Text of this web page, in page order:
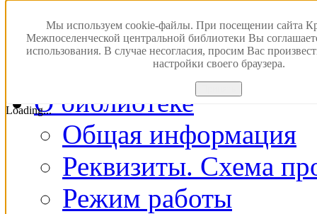
Мы используем cookie-файлы. При посещении сайта
Межпоселенческой центральной библиотеки Вы
использования. В случае несогласия, просим Вас
настройки своего браузера.
Loading...
Версия для
О библиотеке
Общая информация
Реквизиты. Схема
Режим работы